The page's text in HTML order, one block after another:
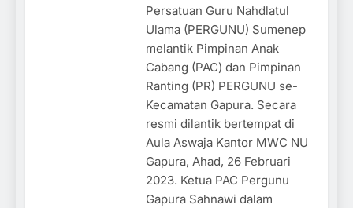
Persatuan Guru Nahdlatul
Ulama (PERGUNU) Sumenep
melantik Pimpinan Anak
Cabang (PAC) dan Pimpinan
Ranting (PR) PERGUNU se-
Kecamatan Gapura. Secara
resmi dilantik bertempat di
Aula Aswaja Kantor MWC NU
Gapura, Ahad, 26 Februari
2023. Ketua PAC Pergunu
Gapura Sahnawi dalam